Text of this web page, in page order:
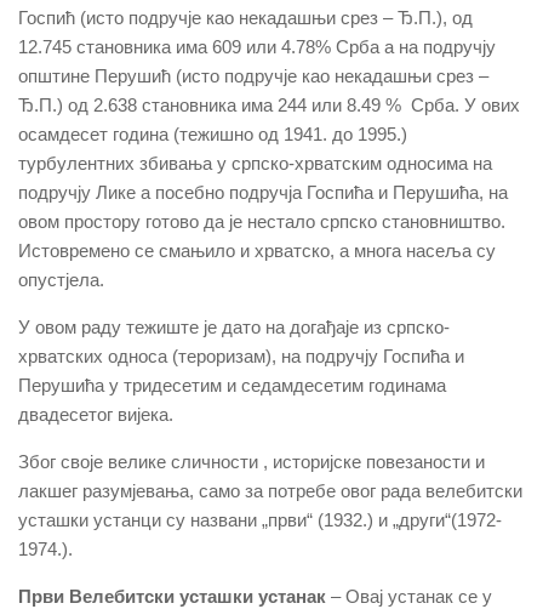
Госпић (исто подручје као некадашњи срез – Ђ.П.), од
12.745 становника има 609 или 4.78% Срба а на подручју
општине Перушић (исто подручје као некадашњи срез –
Ђ.П.) од 2.638 становника има 244 или 8.49 % Срба. У ових
осамдесет година (тежишно од 1941. до 1995.)
турбулентних збивања у српско-хрватским односима на
подручју Лике а посебно подручја Госпића и Перушића, на
овом простору готово да је нестало српско становништво.
Истовремено се смањило и хрватско, а многа насеља су
опустјела.
У овом раду тежиште је дато на догађаје из српско-
хрватских односа (тероризам), на подручју Госпића и
Перушића у тридесетим и седамдесетим годинама
двадесетог вијека.
Због своје велике сличности , историјске повезаности и
лакшег разумјевања, само за потребе овог рада велебитски
усташки устанци су названи „први“ (1932.) и „други“(1972-
1974.).
Први Велебитски усташки устанак – Овај устанак се у